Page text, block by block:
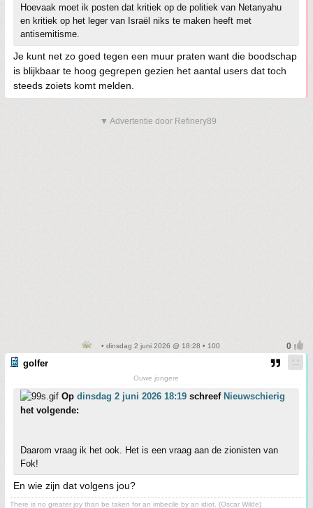
Hoevaak moet ik posten dat kritiek op de politiek van Netanyahu
en kritiek op het leger van Israël niks te maken heeft met
antisemitisme.
Je kunt net zo goed tegen een muur praten want die boodschap
is blijkbaar te hoog gegrepen gezien het aantal users dat toch
steeds zoiets komt melden.
▼ Advertentie door Refinery89
• dinsdag 2 juni 2026 @ 18:28 • 100
golfer
Ouwe jongere
Op dinsdag 2 juni 2026 18:19 schreef Nieuwschierig
het volgende:
Daarom vraag ik het ook. Het is een vraag aan de zionisten van
Fok!
En wie zijn dat volgens jou?
There is no greater joy than be taken for an imbecile by an idiot. (Oscar Wilde)